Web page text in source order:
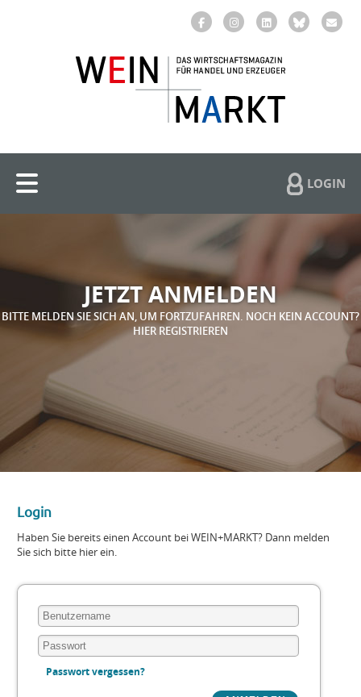
LOGIN
JETZT ANMELDEN
BITTE MELDEN SIE SICH AN, UM FORTZUFAHREN. NOCH KEIN ACCOUNT?
HIER REGISTRIEREN
Login
Haben Sie bereits einen Account bei WEIN+MARKT? Dann melden
Sie sich bitte hier ein.
Passwort vergessen?